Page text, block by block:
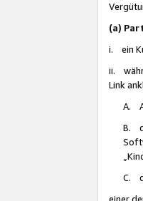
(a)
i. ein
ii.
Link
A.
B.
C.
einer